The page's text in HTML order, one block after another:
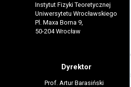
Instytut Fizyki Teoretycznej
Uniwersytetu Wrocławskiego
Pl. Maxa Borna 9,
50-204 Wrocław
Dyrektor
Prof. Artur Barasiński